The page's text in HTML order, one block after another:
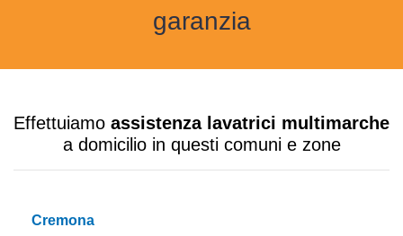
garanzia
Effettuiamo assistenza lavatrici multimarche
a domicilio in questi comuni e zone
Cremona